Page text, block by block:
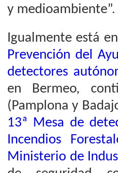
y medioambiente”.
Igualmente está
Prevención del
detectores
en Bermeo,
(Pamplona y
13ª Mesa de
Incendios
Ministerio de